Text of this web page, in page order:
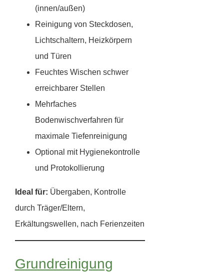
(innen/außen)
Reinigung von Steckdosen,
Lichtschaltern, Heizkörpern
und Türen
Feuchtes Wischen schwer
erreichbarer Stellen
Mehrfaches
Bodenwischverfahren für
maximale Tiefenreinigung
Optional mit Hygienekontrolle
und Protokollierung
Ideal für: Übergaben, Kontrolle
durch Träger/Eltern,
Erkältungswellen, nach Ferienzeiten
Grundreinigung